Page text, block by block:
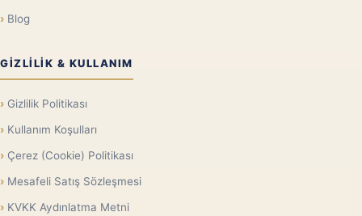
Blog
GIZLILIK & KULLANIM
Gizlilik Politikası
Kullanım Koşulları
Çerez (Cookie) Politikası
Mesafeli Satış Sözleşmesi
KVKK Aydınlatma Metni